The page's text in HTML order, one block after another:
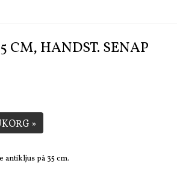
CM, HANDST. SENAP
»
antikljus på 35 cm.